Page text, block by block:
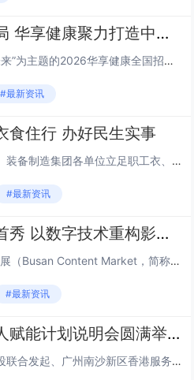
数智融合重构产业格局 华享健康聚力打造中医健康新生态
6月28日，以“数智中医 共启未来”为主题的2026华享健康全国招商发布会在山东济南举行。本次大会汇聚政府主管部门领导、...
#最新资讯
食住行 办好民生实事
民生连着民心，细节彰显温度。装备制造集团各单位立足职工衣、食、住、行日常生活需求，精准对接急难愁盼，推出一系列务实暖心举...
#最新资讯
圆剧场共享平台釜山首秀 以数字技术重构影视产业新生态
近日，2026釜山国际影视节目展（Busan Content Market，简称BCM）在韩国釜山BEXCO会展中心盛大...
#最新资讯
香港家族新生代投资人赋能计划说明会圆满举行
由蝴蝶发展教育基金与水木创投联合发起、广州南沙新区香港服务中心支持的“香港家族新生代投资人赋能计划”说明会，于6月2日下...